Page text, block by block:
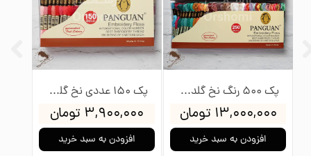
پک 150 عددی نخ گلدوزی پنگوئن
۳,۹۰۰,۰۰۰ تومان
افزودن به سبد خرید
پک 500 رنگ نخ گلدوزی پنگوئن
۱۳,۰۰۰,۰۰۰ تومان
افزودن به سبد خرید